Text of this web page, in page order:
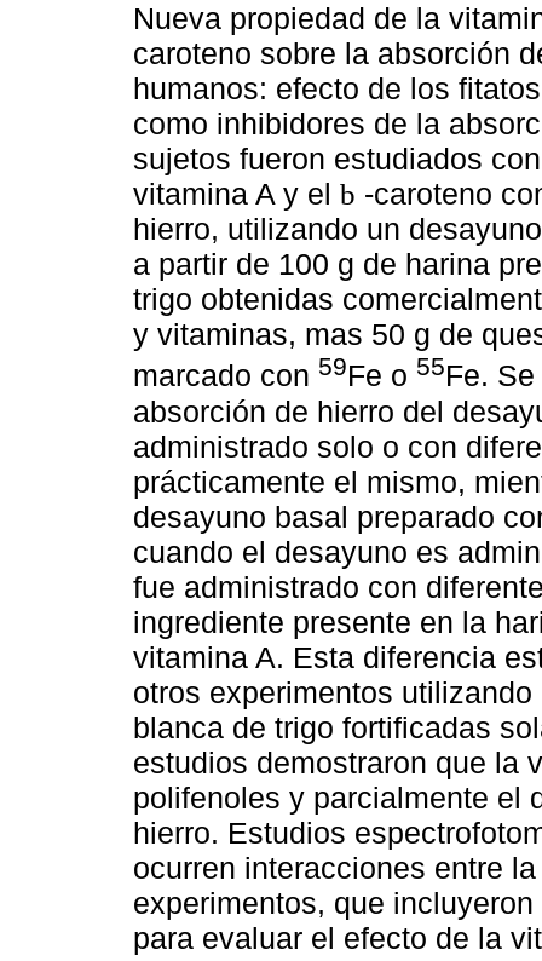
Nueva propiedad de la
caroteno sobre la absorción
humanos: efecto de los
como inhibidores de la
sujetos fueron estudiados
vitamina A y el b -caroteno
hierro, utilizando un
a partir de 100 g de harina
trigo obtenidas
y vitaminas, mas 50 g de
marcado con 59Fe o 55Fe.
absorción de hierro del
administrado solo o con
prácticamente el mismo,
desayuno basal preparado
cuando el desayuno es
fue administrado con
ingrediente presente en la
vitamina A. Esta diferencia
otros experimentos
blanca de trigo fortificadas
estudios demostraron que la
polifenoles y parcialmente el
hierro. Estudios
ocurren interacciones entre
experimentos, que
para evaluar el efecto de la